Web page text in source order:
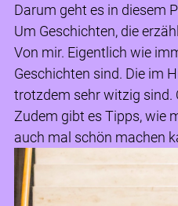
Darum geht es in diesem
Um Geschichten, die
Von mir. Eigentlich wie
Geschichten sind. Die im
trotzdem sehr witzig sind.
Zudem gibt es Tipps, wie
auch mal schön machen